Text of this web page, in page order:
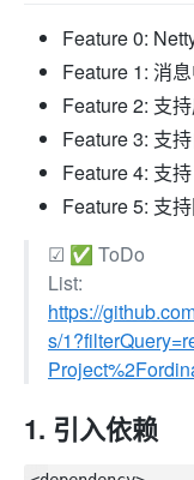
Feature 0:
Feature 1: 消
Feature 2: 支
Feature 3: 支
Feature 4: 支
Feature 5: 支
☑️ ✅ ToDo
List:
https://
s/
1. 引入依赖